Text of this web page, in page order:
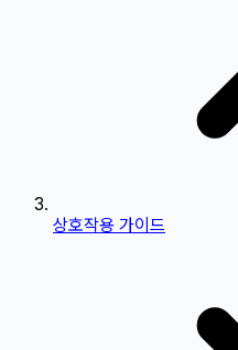
상호작용 가이드